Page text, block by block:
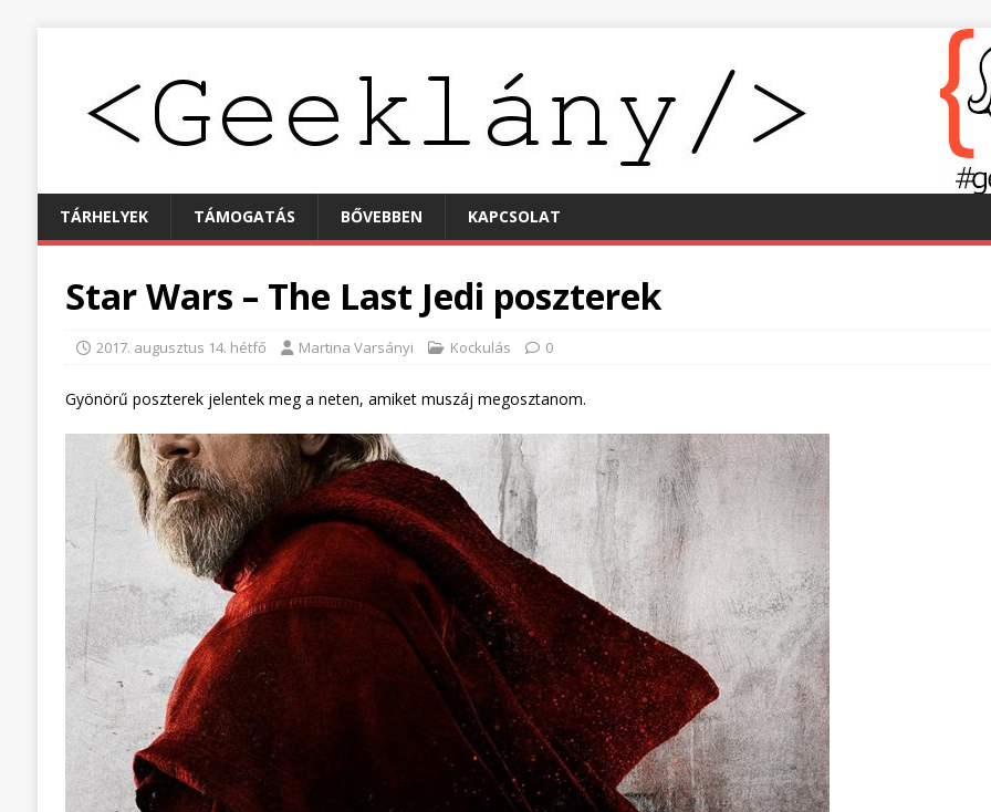
TÁRHELYEK TÁMOGATÁS BŐVEBBEN KAPCSOLAT
Star Wars – The Last Jedi poszterek
2017. augusztus 14. hétfő Martina Varsányi Kockulás 0
Gyönörű poszterek jelentek meg a neten, amiket muszáj megosztanom.